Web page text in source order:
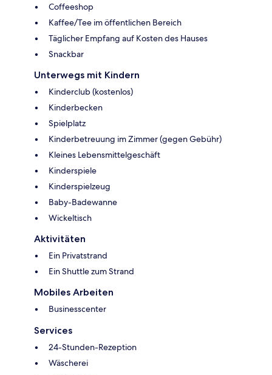
Coffeeshop
Kaffee/Tee im öffentlichen Bereich
Täglicher Empfang auf Kosten des Hauses
Snackbar
Unterwegs mit Kindern
Kinderclub (kostenlos)
Kinderbecken
Spielplatz
Kinderbetreuung im Zimmer (gegen Gebühr)
Kleines Lebensmittelgeschäft
Kinderspiele
Kinderspielzeug
Baby-Badewanne
Wickeltisch
Aktivitäten
Ein Privatstrand
Ein Shuttle zum Strand
Mobiles Arbeiten
Businesscenter
Services
24-Stunden-Rezeption
Wäscherei